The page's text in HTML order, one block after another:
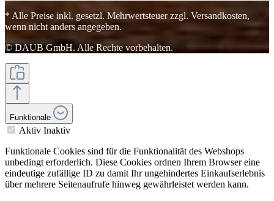
* Alle Preise inkl. gesetzl. Mehrwertsteuer zzgl. Versandkosten,
wenn nicht anders angegeben.
© DAUB GmbH. Alle Rechte vorbehalten.
Funktionale
Aktiv Inaktiv
Funktionale Cookies sind für die Funktionalität des Webshops
unbedingt erforderlich. Diese Cookies ordnen Ihrem Browser eine
eindeutige zufällige ID zu damit Ihr ungehindertes Einkaufserlebnis
über mehrere Seitenaufrufe hinweg gewährleistet werden kann.